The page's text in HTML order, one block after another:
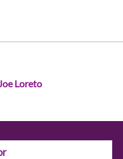
Loreto